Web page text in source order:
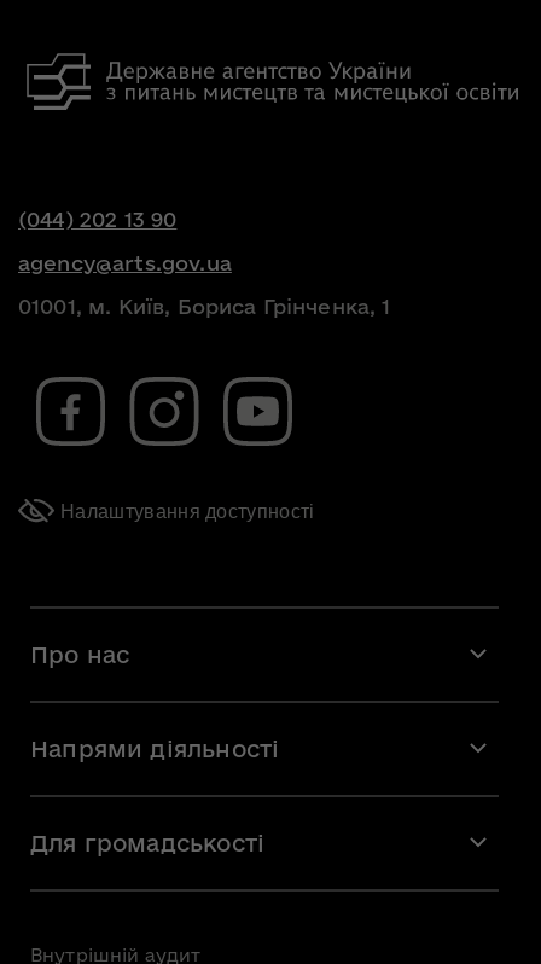
(044) 202 13 90
agency@arts.gov.ua
01001, м. Київ, Бориса Грінченка, 1
Налаштування доступності
Про нас
Команда
Вакансії
Напрями діяльності
Мистецька освіта
Для громадськості
Внутрішній аудит